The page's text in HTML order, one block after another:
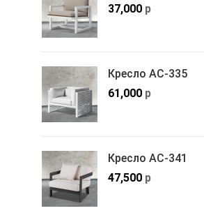
37,000 р
Кресло АС-335
61,000 р
Кресло АС-341
47,500 р